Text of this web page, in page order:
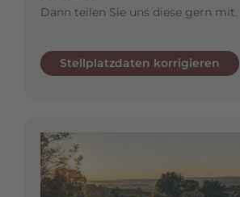
Dann teilen Sie uns diese gern mit.
Stellplatzdaten korrigieren